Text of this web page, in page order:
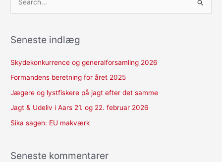
e
r
:
Seneste indlæg
Skydekonkurrence og generalforsamling 2026
Formandens beretning for året 2025
Jægere og lystfiskere på jagt efter det samme
Jagt & Udeliv i Aars 21. og 22. februar 2026
Sika sagen: EU makværk
Seneste kommentarer